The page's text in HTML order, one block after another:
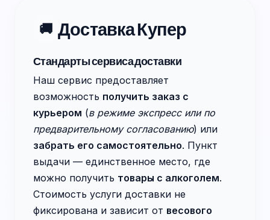
🚚 Доставка Купер
Стандарты сервиса доставки
Наш сервис предоставляет
возможность получить заказ с
курьером (в режиме экспресс или по
предварительному согласованию) или
забрать его самостоятельно. Пункт
выдачи — единственное место, где
можно получить товары с алкоголем.
Стоимость услуги доставки не
фиксирована и зависит от весового